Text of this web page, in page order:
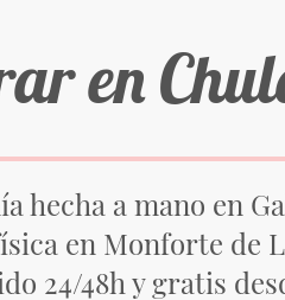
en
hecha a mano en
en Monforte de
24/48h y gratis